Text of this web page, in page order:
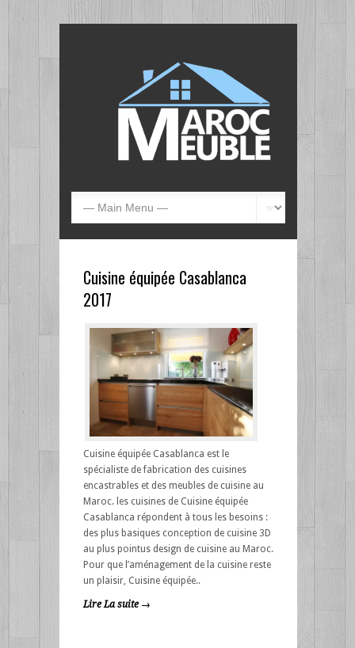
Cuisine équipée Casablanca
2017
Cuisine équipée Casablanca est le
spécialiste de fabrication des cuisines
encastrables et des meubles de cuisine au
Maroc. les cuisines de Cuisine équipée
Casablanca répondent à tous les besoins :
des plus basiques conception de cuisine 3D
au plus pointus design de cuisine au Maroc.
Pour que l’aménagement de la cuisine reste
un plaisir, Cuisine équipée..
Lire La suite →